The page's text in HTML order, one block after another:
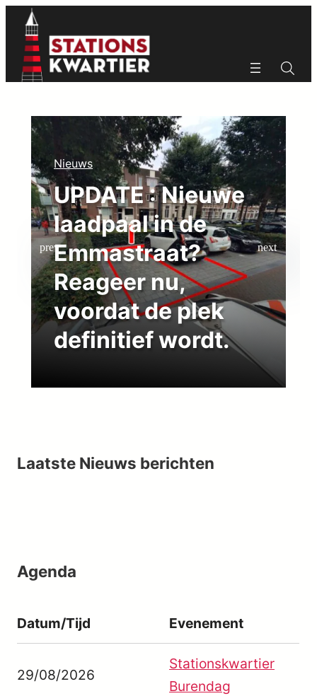
naar
inhoud
Zoeken
Nieuws
UPDATE : Nieuwe
laadpaal in de
Emmastraat?
Reageer nu,
voordat de plek
definitief wordt.
Laatste Nieuws berichten
Agenda
Datum/Tijd Evenement
29/08/2026
Stationskwartier
Burendag